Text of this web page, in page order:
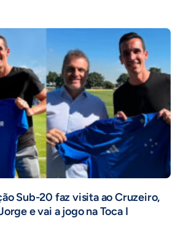
Sub-20 faz visita ao Cruzeiro,
e vai a jogo na Toca I